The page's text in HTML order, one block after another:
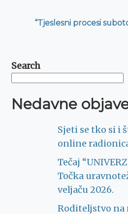
“Tjeslesni procesi
Search
Nedavne
Sjeti se tko si i
online
Tečaj
Točka
veljaču 2026.
Roditeljstvo na